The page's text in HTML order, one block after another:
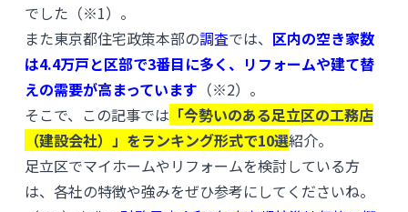
でした（※1）。
また東京都住宅政策本部の調査では、 区内の空き家数
は4.4万戸と区部で3番目に多く、リフォームや建て替
えの需要が高まっています （※2）。
そこで、この記事では 「今勢いのある足立区の工務店
（建設会社）」をランキング形式で10選紹介。
足立区でマイホームやリフォームを検討している方
は、各社の特徴や強みをぜひ参考にしてくださいね。